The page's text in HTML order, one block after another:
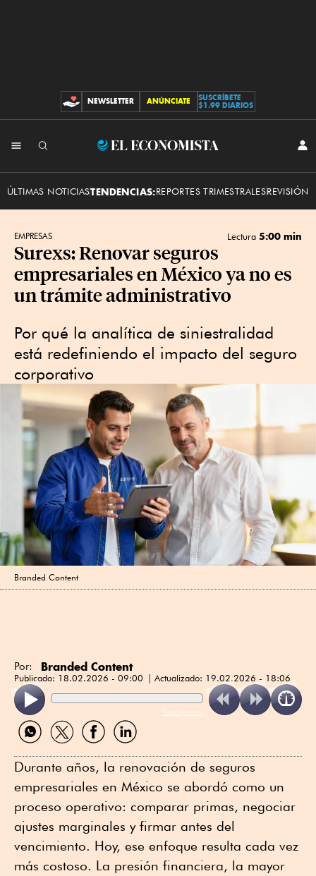
CONTRIBUCIONES
NEWSLETTER ANÚNCIATE
SUSCRÍBETE
$1.99 DIARIOS
El
ÚLTIMAS NOTICIASTENDENCIAS:REPORTES TRIMESTRALESREVISIÓN
EMPRESAS Lectura 5:00 min
Surexs: Renovar seguros
empresariales en México ya no es
un trámite administrativo
Por qué la analítica de siniestralidad
está redefiniendo el impacto del seguro
corporativo
Branded Content
Por: Branded Content
Publicado: 18.02.2026 - 09:00 Actualizado: 19.02.2026 - 18:06
ReadSpeaker
Compartir
por
Compartir
por
Compartir
por
Compartir
por
Durante años, la renovación de seguros
empresariales en México se abordó como un
proceso operativo: comparar primas, negociar
ajustes marginales y firmar antes del
vencimiento. Hoy, ese enfoque resulta cada vez
más costoso. La presión financiera, la mayor